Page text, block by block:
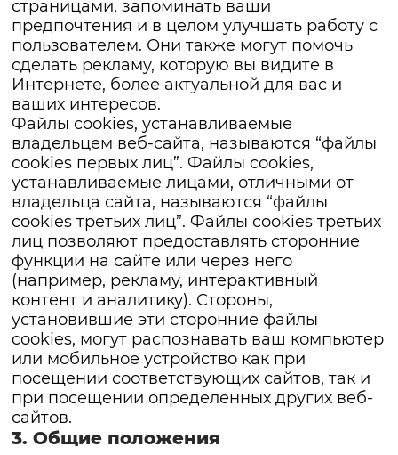
страницами, запоминать ваши
предпочтения и в целом улучшать работу с
пользователем. Они также могут помочь
сделать рекламу, которую вы видите в
Интернете, более актуальной для вас и
ваших интересов.
Файлы cookies, устанавливаемые
владельцем веб-сайта, называются “файлы
cookies первых лиц”. Файлы cookies,
устанавливаемые лицами, отличными от
владельца сайта, называются “файлы
cookies третьих лиц”. Файлы cookies третьих
лиц позволяют предоставлять сторонние
функции на сайте или через него
(например, рекламу, интерактивный
контент и аналитику). Стороны,
установившие эти сторонние файлы
cookies, могут распознавать ваш компьютер
или мобильное устройство как при
посещении соответствующих сайтов, так и
при посещении определенных других веб-
сайтов.
3. Общие положения